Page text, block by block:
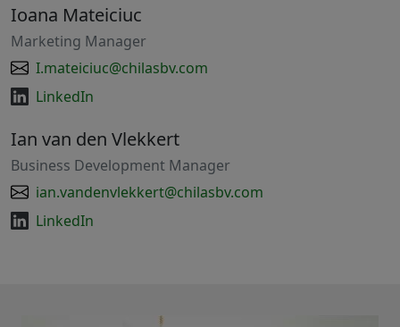
Ioana Mateiciuc
Marketing Manager
I.mateiciuc@chilasbv.com
LinkedIn
Ian van den Vlekkert
Business Development Manager
ian.vandenvlekkert@chilasbv.com
LinkedIn